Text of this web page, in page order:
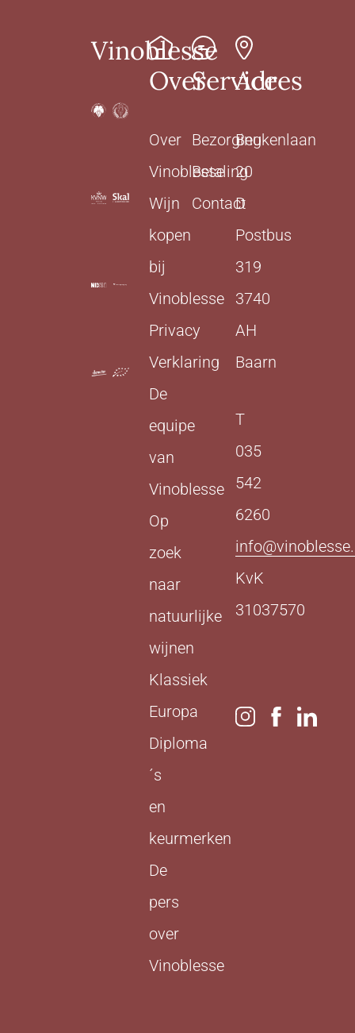
Vinoblesse
Over
Over
Vinoblesse
Wijn
kopen
bij
Vinoblesse
Privacy
Verklaring
De
equipe
van
Vinoblesse
Op
zoek
naar
natuurlijke
wijnen
Klassiek
Europa
Diploma
´s
en
keurmerken
De
pers
over
Vinoblesse
Service
Bezorging
Betaling
Contact
Adres
Beukenlaan
20
D
Postbus
319
3740
AH
Baarn
T
035
542
6260
KvK
31037570